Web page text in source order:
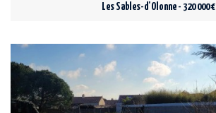
Les Sables-d'Olonne - 320 000 €